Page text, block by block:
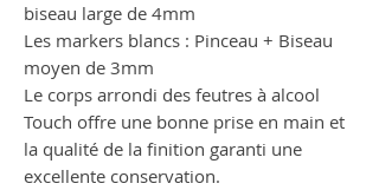
biseau large de 4mm
Les markers blancs : Pinceau + Biseau
moyen de 3mm
Le corps arrondi des feutres à alcool
Touch offre une bonne prise en main et
la qualité de la finition garanti une
excellente conservation.